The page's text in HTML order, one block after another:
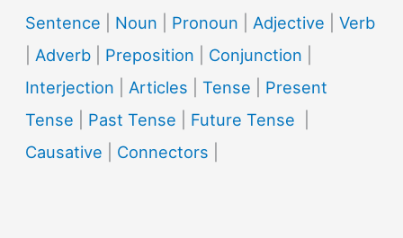
Sentence Noun Pronoun Adjective |Verb
Adverb Preposition Conjunction
Interjection
Articles |Tense
Present
Tense
Past Tense Future Tense
Causative
Connectors